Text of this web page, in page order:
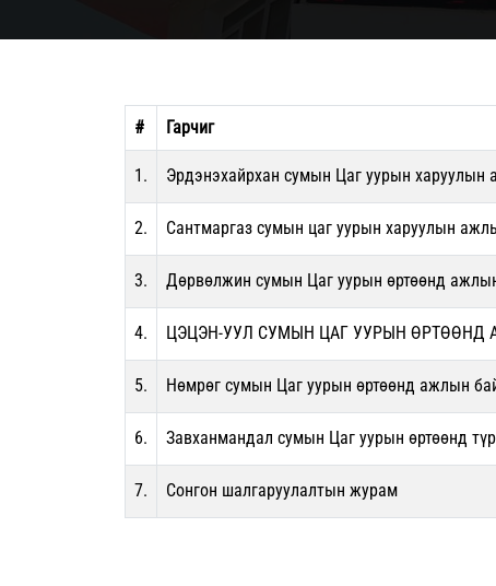
# Гарчиг
1. Эрдэнэхайрхан сумын Цаг уурын харуулын
2. Сантмаргаз сумын цаг уурын харуулын
3. Дөрвөлжин сумын Цаг уурын өртөөнд
4. ЦЭЦЭН-УУЛ СУМЫН ЦАГ УУРЫН
5. Нөмрөг сумын Цаг уурын өртөөнд ажлын
6. Завханмандал сумын Цаг уурын өртөөнд
7. Сонгон шалгаруулалтын журам